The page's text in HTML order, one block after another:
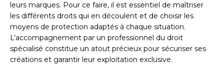
leurs marques. Pour ce faire, il est essentiel de maîtriser
les différents droits qui en découlent et de choisir les
moyens de protection adaptés à chaque situation.
L’accompagnement par un professionnel du droit
spécialisé constitue un atout précieux pour sécuriser ses
créations et garantir leur exploitation exclusive.